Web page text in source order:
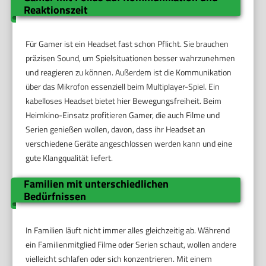
Reaktionszeit
Für Gamer ist ein Headset fast schon Pflicht. Sie brauchen
präzisen Sound, um Spielsituationen besser wahrzunehmen
und reagieren zu können. Außerdem ist die Kommunikation
über das Mikrofon essenziell beim Multiplayer-Spiel. Ein
kabelloses Headset bietet hier Bewegungsfreiheit. Beim
Heimkino-Einsatz profitieren Gamer, die auch Filme und
Serien genießen wollen, davon, dass ihr Headset an
verschiedene Geräte angeschlossen werden kann und eine
gute Klangqualität liefert.
Familien mit unterschiedlichen
Bedürfnissen
In Familien läuft nicht immer alles gleichzeitig ab. Während
ein Familienmitglied Filme oder Serien schaut, wollen andere
vielleicht schlafen oder sich konzentrieren. Mit einem